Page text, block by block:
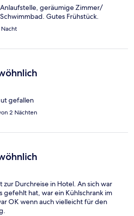
geräumige Zimmer/
Gutes Frühstück.
gefallen
2 Nächten
Durchreise in Hotel. An sich war
gefehlt hat, war ein Kühlschrank im
OK wenn auch vielleicht für den